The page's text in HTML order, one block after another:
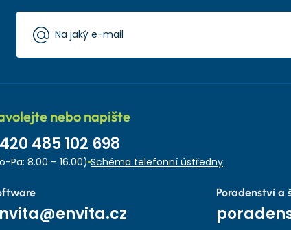
nebo napište
485 102 698
Pa: 8.00 – 16.00) Schéma telefonní ústředny
Poradenství a